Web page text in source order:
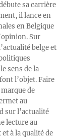
sa carrière
il lance en
en Belgique
Sur
belge et
sens de la
l’objet. Faire
de
au
sur l’actualité
lecture au
à la qualité de